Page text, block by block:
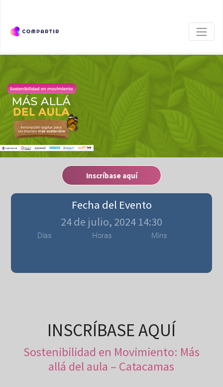
Inscríbase aquí
Fecha del Evento
24 de julio, 2024 14:30
Días Horas Mins
INSCRÍBASE AQUÍ
Sostenibilidad en Movimiento: Más
allá del aula – Catacamas